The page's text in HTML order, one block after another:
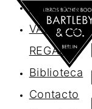
Nosotros
VALES DE
REGALO
Biblioteca
Contacto